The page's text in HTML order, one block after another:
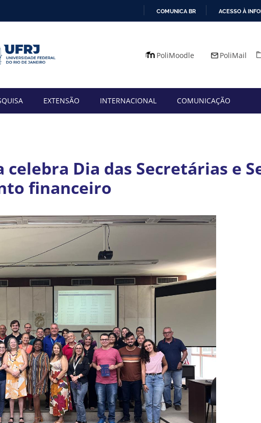
O
COMUNICA BR ACESSO À
PoliMoodle PoliMail
EXTENSÃO INTERNACIONAL COMUNICAÇÃO
celebra Dia das Secretárias e
financeiro